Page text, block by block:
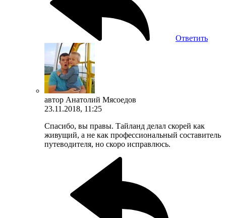
Ответить
автор Анатолий Мясоедов
23.11.2018, 11:25
Спасибо, вы правы. Тайланд делал скорей как
живущий, а не как профессиональный составитель
путеводителя, но скоро исправлюсь.